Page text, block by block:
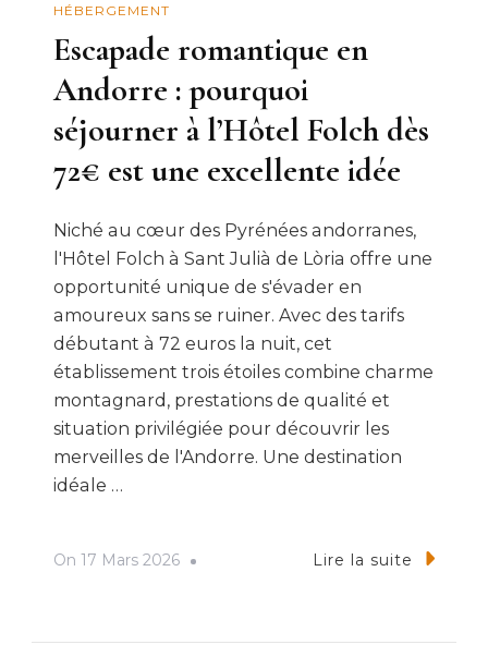
HÉBERGEMENT
Escapade romantique en
Andorre : pourquoi
séjourner à l’Hôtel Folch dès
72€ est une excellente idée
Niché au cœur des Pyrénées andorranes,
l'Hôtel Folch à Sant Julià de Lòria offre une
opportunité unique de s'évader en
amoureux sans se ruiner. Avec des tarifs
débutant à 72 euros la nuit, cet
établissement trois étoiles combine charme
montagnard, prestations de qualité et
situation privilégiée pour découvrir les
merveilles de l'Andorre. Une destination
idéale …
On 17 Mars 2026 Lire la suite